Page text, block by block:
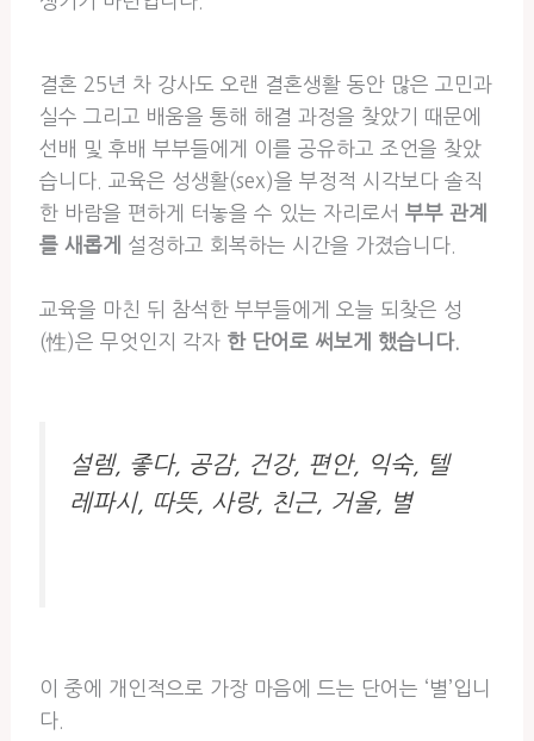
결혼 25년 차 강사도 오랜 결혼생활 동안 많은 고민과
실수 그리고 배움을 통해 해결 과정을 찾았기 때문에
선배 및 후배 부부들에게 이를 공유하고 조언을 찾았
습니다. 교육은 성생활(sex)을 부정적 시각보다 솔직
한 바람을 편하게 터놓을 수 있는 자리로서부부 관계
를 새롭게 설정하고 회복하는 시간을 가졌습니다.
교육을 마친 뒤 참석한 부부들에게 오늘 되찾은 성
(性)은 무엇인지 각자 한 단어로 써보게 했습니다.
설렘, 좋다, 공감, 건강, 편안, 익숙, 텔
레파시, 따뜻, 사랑, 친근, 거울, 별
이 중에 개인적으로 가장 마음에 드는 단어는 ‘별’입니
다.